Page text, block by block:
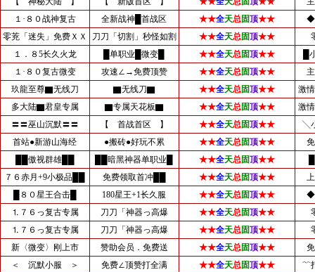
１·８０战神复古
全新战神█首战区 ★★全天总固顶★★
◆
零茺「迷失」免费ＸＸ
刀刀「切割」秒怪如割 ★★全天总固顶★★
１．８5长久火龙
█单职业█微变█ ★★全天总固顶★★
█
１·８０复古微变
攻速∠→免费顶赞 ★★全天总固顶★★
玖龍至尊▇无线刀
▇无线刀▇ ★★全天总固顶★★
激
多大陆▇君皇专属
▇专属天花板▇ ★★全天总固顶★★
激
〓〓巫山沉默〓〓
【 首战首区 】 ★★全天总固顶★★
╲
首站●新游山海经
●搬砖●好玩不累 ★★全天总固顶★★
██傲视群雄██
██暗黑神器单职业█ ★★全天总固顶★★
７６赤月+9小极品██
免费领取首冲██ ★★全天总固顶★★
█８０星王合击█
180星王+1长久服 ★★全天总固顶★★
◆
⒈７６っ复古专属
刀刀「神器っ高爆 ★★全天总固顶★★
⒈７６っ复古专属
刀刀「神器っ高爆 ★★全天总固顶★★
新〈微变〉刚上市
赞助会员．免费送 ★★全天总固顶★★
＜ 沉默小服 ＞
免费∠顶赞打全满 ★★全天总固顶★★
﹌